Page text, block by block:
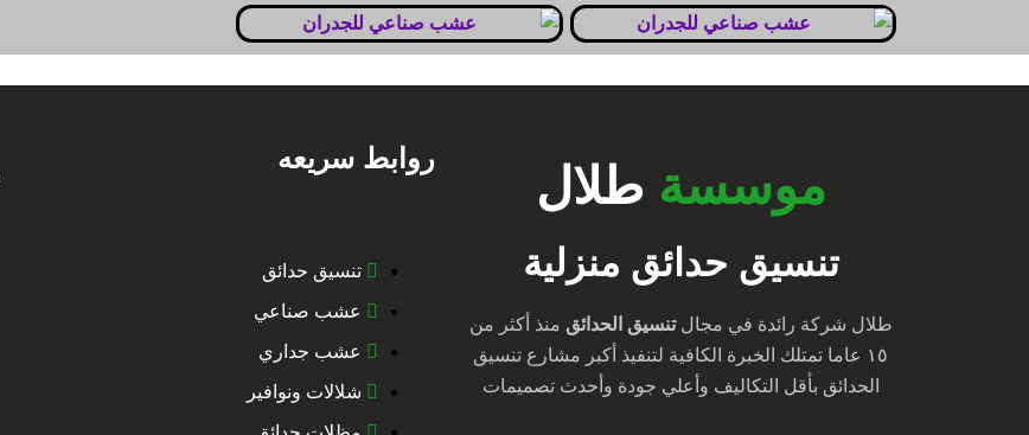
موسسة طلال
تنسيق حدائق منزلية
طلال شركة رائدة في مجال تنسيق الحدائق منذ أكثر من
١٥ عاما تمتلك الخبرة الكافية لتنفيذ أكبر مشارع تنسيق
الحدائق بأقل التكاليف وأعلي جودة وأحدث تصميمات
روابط سريعه
تنسيق حدائق
عشب صناعي
عشب جداري
شلالات ونوافير